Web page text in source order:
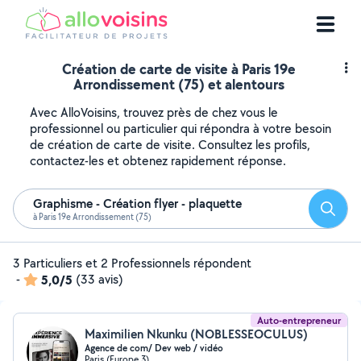
Création de carte de visite à Paris 19e
Arrondissement (75) et alentours
Avec AlloVoisins, trouvez près de chez vous le
professionnel ou particulier qui répondra à votre besoin
de création de carte de visite. Consultez les profils,
contactez-les et obtenez rapidement réponse.
Graphisme - Création flyer - plaquette
à Paris 19e Arrondissement (75)
3 Particuliers et 2 Professionnels répondent
-
5,0/5 (33 avis)
Auto-entrepreneur
Maximilien Nkunku (NOBLESSEOCULUS)
Agence de com/ Dev web / vidéo